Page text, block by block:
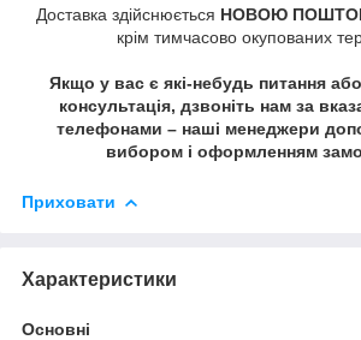
Доставка здійснюється НОВОЮ
крім тимчасово окупованих
Якщо у вас є які-небудь питання
консультація, дзвоніть нам за
телефонами – наші менеджери
вибором і оформленням
Приховати
Характеристики
Основні